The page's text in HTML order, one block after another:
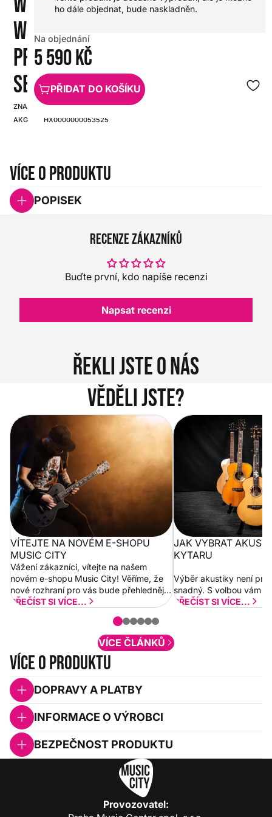
WIRELESS
PRESENTER
SET U2
ZNAČKA:
AKG
SKU:
HX0000000053525
ho dále objednat, bude naskladněn.
Na objednání
5 590 Kč
PŘIDAT DO KOŠÍKU
Více o produktu
POPISEK
Recenze zákazníků
Buďte první, kdo napíše recenzi
Napsat recenzi
Řekli jste o nás
Věděli jste?
Vítejte na novém e-shopu Music
City
VÍTEJTE NA NOVÉM E-SHOPU
MUSIC CITY
Vážení zákazníci, vítejte na našem
novém e-shopu Music City! Věříme, že
nové rozhraní pro vás bude přehlednější
a rychlejší. Postupně budeme přidávat
PŘEČÍST SI VÍCE...
Jak vybrat
JAK VYBRAT
KYTARU
Výběr akustiky není pro
snadný. S volbou vám
PŘEČÍST SI VÍCE...
VÍCE ČLÁNKŮ
Více o produktu
DOPRAVY A PLATBY
INFORMACE O VÝROBCI
BEZPEČNOST PRODUKTU
Provozovatel: